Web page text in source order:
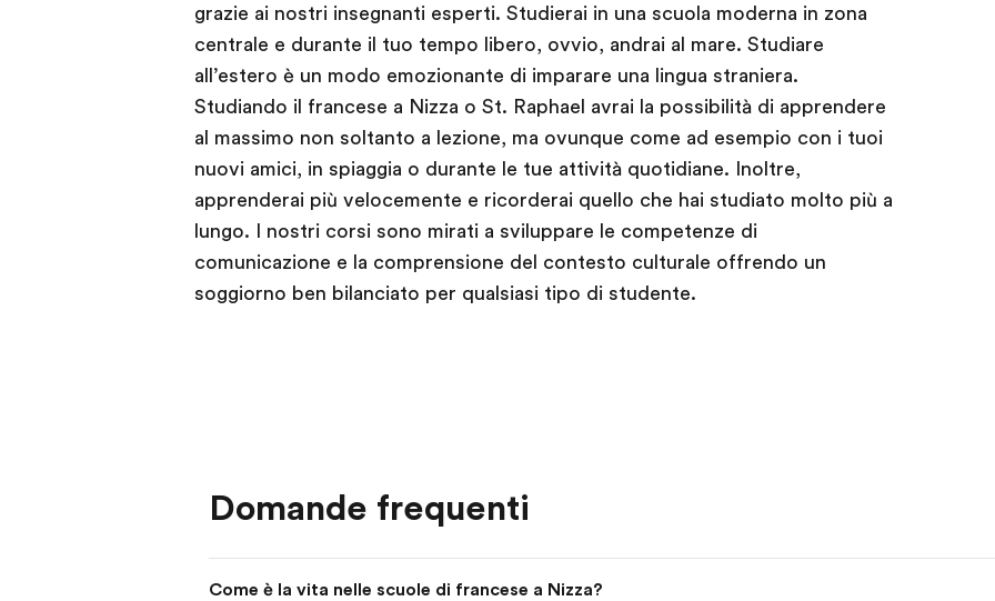
grazie ai nostri insegnanti esperti. Studierai in una scuola moderna in zona
centrale e durante il tuo tempo libero, ovvio, andrai al mare. Studiare
all’estero è un modo emozionante di imparare una lingua straniera.
Studiando il francese a Nizza o St. Raphael avrai la possibilità di apprendere
al massimo non soltanto a lezione, ma ovunque come ad esempio con i tuoi
nuovi amici, in spiaggia o durante le tue attività quotidiane. Inoltre,
apprenderai più velocemente e ricorderai quello che hai studiato molto più a
lungo. I nostri corsi sono mirati a sviluppare le competenze di
comunicazione e la comprensione del contesto culturale offrendo un
soggiorno ben bilanciato per qualsiasi tipo di studente.
Domande frequenti
Come è la vita nelle scuole di francese a Nizza?